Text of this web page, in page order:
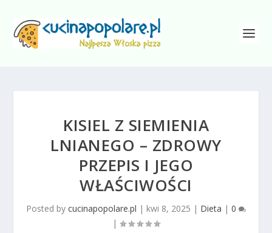
KISIEL Z SIEMIENIA
LNIANEGO – ZDROWY
PRZEPIS I JEGO
WŁAŚCIWOŚCI
Posted by cucinapopolare.pl | kwi 8, 2025 | Dieta | 0
|